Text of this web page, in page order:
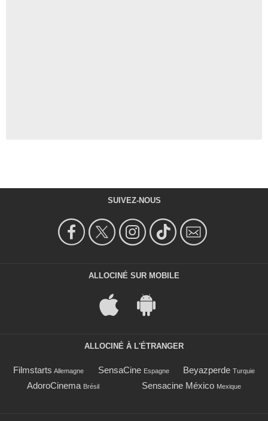
SUIVEZ-NOUS
ALLOCINÉ SUR MOBILE
ALLOCINÉ À L'ÉTRANGER
Filmstarts Allemagne SensaCine Espagne Beyazperde Turquie
AdoroCinema Brésil Sensacine México Mexique